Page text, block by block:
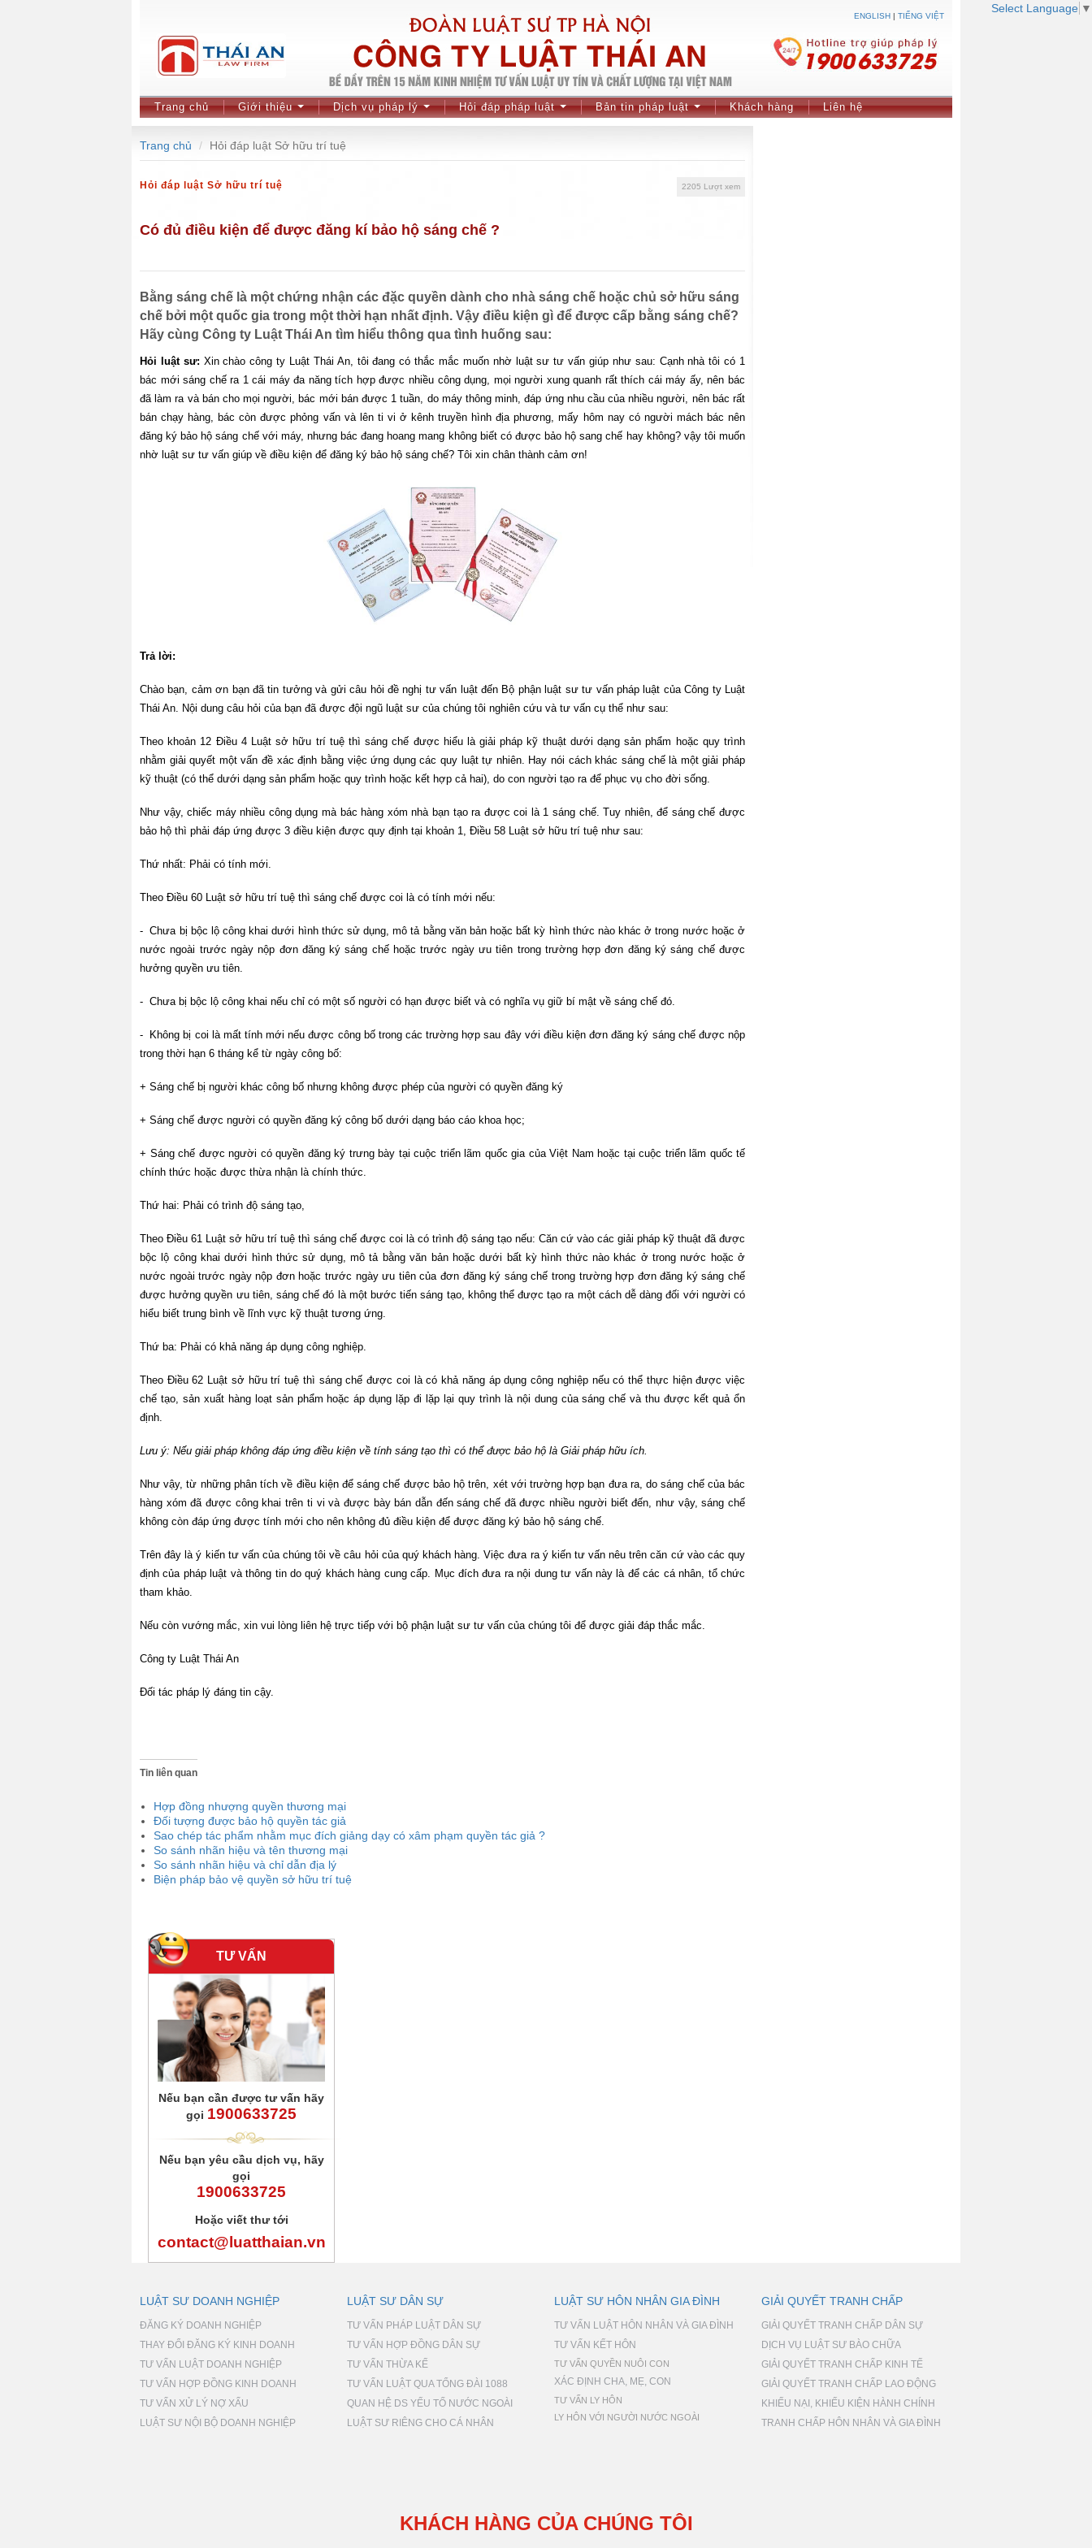
Select Language ▼
ENGLISH| TIẾNG VIỆT
Trang chủ Giới thiệu
...
Dịch vụ pháp lý
...
Hỏi đáp pháp luật
...
Bản tin pháp luật
...
Khách hàng Liên hệ
Trang chủ Hỏi đáp luật Sở hữu trí tuệ
Hỏi đáp luật Sở hữu trí tuệ 2205 Lượt xem
Có đủ điều kiện để được đăng kí bảo hộ sáng chế ?
Bằng sáng chế là một chứng nhận các đặc quyền dành cho nhà sáng chế hoặc chủ sở hữu sáng
chế bởi một quốc gia trong một thời hạn nhất định. Vậy điều kiện gì để được cấp bằng sáng chế?
Hãy cùng Công ty Luật Thái An tìm hiểu thông qua tình huống sau:
Hỏi luật sư: Xin chào công ty Luật Thái An, tôi đang có thắc mắc muốn nhờ luật sư tư vấn giúp như sau: Cạnh nhà tôi có 1
bác mới sáng chế ra 1 cái máy đa năng tích hợp được nhiều công dụng, mọi người xung quanh rất thích cái máy ấy, nên bác
đã làm ra và bán cho mọi người, bác mới bán được 1 tuần, do máy thông minh, đáp ứng nhu cầu của nhiều người, nên bác rất
bán chạy hàng, bác còn được phỏng vấn và lên ti vi ở kênh truyền hình địa phương, mấy hôm nay có người mách bác nên
đăng ký bảo hộ sáng chế với máy, nhưng bác đang hoang mang không biết có được bảo hộ sang chế hay không? vậy tôi muốn
nhờ luật sư tư vấn giúp về điều kiện để đăng ký bảo hộ sáng chế? Tôi xin chân thành cảm ơn!
Trả lời:
Chào bạn, cảm ơn bạn đã tin tưởng và gửi câu hỏi đề nghị tư vấn luật đến Bộ phận luật sư tư vấn pháp luật của Công ty Luật
Thái An. Nội dung câu hỏi của bạn đã được đội ngũ luật sư của chúng tôi nghiên cứu và tư vấn cụ thể như sau:
Theo khoản 12 Điều 4 Luật sở hữu trí tuệ thì sáng chế được hiểu là giải pháp kỹ thuật dưới dạng sản phẩm hoặc quy trình
nhằm giải quyết một vấn đề xác định bằng việc ứng dụng các quy luật tự nhiên. Hay nói cách khác sáng chế là một giải pháp
kỹ thuật (có thể dưới dạng sản phẩm hoặc quy trình hoặc kết hợp cả hai), do con người tạo ra để phục vụ cho đời sống.
Như vậy, chiếc máy nhiều công dụng mà bác hàng xóm nhà bạn tạo ra được coi là 1 sáng chế. Tuy nhiên, để sáng chế được
bảo hộ thì phải đáp ứng được 3 điều kiện được quy định tại khoản 1, Điều 58 Luật sở hữu trí tuệ như sau:
Thứ nhất: Phải có tính mới.
Theo Điều 60 Luật sở hữu trí tuệ thì sáng chế được coi là có tính mới nếu:
- Chưa bị bộc lộ công khai dưới hình thức sử dụng, mô tả bằng văn bản hoặc bất kỳ hình thức nào khác ở trong nước hoặc ở
nước ngoài trước ngày nộp đơn đăng ký sáng chế hoặc trước ngày ưu tiên trong trường hợp đơn đăng ký sáng chế được
hưởng quyền ưu tiên.
- Chưa bị bộc lộ công khai nếu chỉ có một số người có hạn được biết và có nghĩa vụ giữ bí mật về sáng chế đó.
- Không bị coi là mất tính mới nếu được công bố trong các trường hợp sau đây với điều kiện đơn đăng ký sáng chế được nộp
trong thời hạn 6 tháng kể từ ngày công bố:
+ Sáng chế bị người khác công bố nhưng không được phép của người có quyền đăng ký
+ Sáng chế được người có quyền đăng ký công bố dưới dạng báo cáo khoa học;
+ Sáng chế được người có quyền đăng ký trưng bày tại cuộc triển lãm quốc gia của Việt Nam hoặc tại cuộc triển lãm quốc tế
chính thức hoặc được thừa nhận là chính thức.
Thứ hai: Phải có trình độ sáng tạo,
Theo Điều 61 Luật sở hữu trí tuệ thì sáng chế được coi là có trình độ sáng tạo nếu: Căn cứ vào các giải pháp kỹ thuật đã được
bộc lộ công khai dưới hình thức sử dụng, mô tả bằng văn bản hoặc dưới bất kỳ hình thức nào khác ở trong nước hoặc ở
nước ngoài trước ngày nộp đơn hoặc trước ngày ưu tiên của đơn đăng ký sáng chế trong trường hợp đơn đăng ký sáng chế
được hưởng quyền ưu tiên, sáng chế đó là một bước tiến sáng tạo, không thể được tạo ra một cách dễ dàng đối với người có
hiểu biết trung bình về lĩnh vực kỹ thuật tương ứng.
Thứ ba: Phải có khả năng áp dụng công nghiệp.
Theo Điều 62 Luật sở hữu trí tuệ thì sáng chế được coi là có khả năng áp dụng công nghiệp nếu có thể thực hiện được việc
chế tạo, sản xuất hàng loạt sản phẩm hoặc áp dụng lặp đi lặp lại quy trình là nội dung của sáng chế và thu được kết quả ổn
định.
Lưu ý: Nếu giải pháp không đáp ứng điều kiện về tính sáng tạo thì có thể được bảo hộ là Giải pháp hữu ích.
Như vậy, từ những phân tích về điều kiện để sáng chế được bảo hộ trên, xét với trường hợp bạn đưa ra, do sáng chế của bác
hàng xóm đã được công khai trên ti vi và được bày bán dẫn đến sáng chế đã được nhiều người biết đến, như vậy, sáng chế
không còn đáp ứng được tính mới cho nên không đủ điều kiện để được đăng ký bảo hộ sáng chế.
Trên đây là ý kiến tư vấn của chúng tôi về câu hỏi của quý khách hàng. Việc đưa ra ý kiến tư vấn nêu trên căn cứ vào các quy
định của pháp luật và thông tin do quý khách hàng cung cấp. Mục đích đưa ra nội dung tư vấn này là để các cá nhân, tổ chức
tham khảo.
Nếu còn vướng mắc, xin vui lòng liên hệ trực tiếp với bộ phận luật sư tư vấn của chúng tôi để được giải đáp thắc mắc.
Công ty Luật Thái An
Đối tác pháp lý đáng tin cậy.
Tin liên quan
Hợp đồng nhượng quyền thương mại
Đối tượng được bảo hộ quyền tác giả
Sao chép tác phẩm nhằm mục đích giảng dạy có xâm phạm quyền tác giả ?
So sánh nhãn hiệu và tên thương mại
So sánh nhãn hiệu và chỉ dẫn địa lý
Biện pháp bảo vệ quyền sở hữu trí tuệ
TƯ VẤN
Nếu bạn cần được tư vấn hãy
gọi 1900633725
Nếu bạn yêu cầu dịch vụ, hãy
gọi
1900633725
Hoặc viết thư tới
contact@luatthaian.vn
LUẬT SƯ DOANH NGHIỆP
ĐĂNG KÝ DOANH NGHIỆP
THAY ĐỔI ĐĂNG KÝ KINH DOANH
TƯ VẤN LUẬT DOANH NGHIỆP
TƯ VẤN HỢP ĐỒNG KINH DOANH
TƯ VẤN XỬ LÝ NỢ XẤU
LUẬT SƯ NỘI BỘ DOANH NGHIỆP
LUẬT SƯ DÂN SỰ
TƯ VẤN PHÁP LUẬT DÂN SỰ
TƯ VẤN HỢP ĐỒNG DÂN SỰ
TƯ VẤN THỪA KẾ
TƯ VẤN LUẬT QUA TỔNG ĐÀI 1088
QUAN HỆ DS YẾU TỐ NƯỚC NGOÀI
LUẬT SƯ RIÊNG CHO CÁ NHÂN
LUẬT SƯ HÔN NHÂN GIA ĐÌNH
TƯ VẤN LUẬT HÔN NHÂN VÀ GIA ĐÌNH
TƯ VẤN KẾT HÔN
TƯ VẤN QUYỀN NUÔI CON
XÁC ĐỊNH CHA, MẸ, CON
TƯ VẤN LY HÔN
LY HÔN VỚI NGƯỜI NƯỚC NGOÀI
GIẢI QUYẾT TRANH CHẤP
GIẢI QUYẾT TRANH CHẤP DÂN SỰ
DỊCH VỤ LUẬT SƯ BÀO CHỮA
GIẢI QUYẾT TRANH CHẤP KINH TẾ
GIẢI QUYẾT TRANH CHẤP LAO ĐỘNG
KHIẾU NẠI, KHIẾU KIỆN HÀNH CHÍNH
TRANH CHẤP HÔN NHÂN VÀ GIA ĐÌNH
KHÁCH HÀNG CỦA CHÚNG TÔI